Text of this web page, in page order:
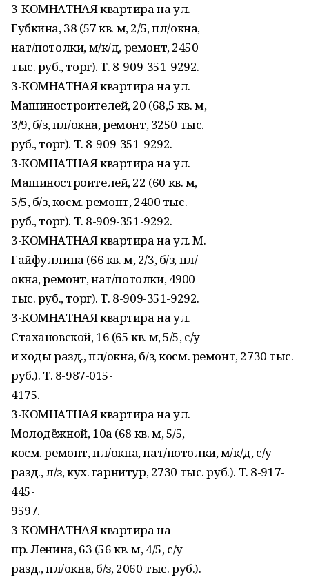
3-КОМНАТНАЯ квартира на ул.
Губкина, 38 (57 кв. м, 2/5, пл/окна,
нат/потолки, м/к/д, ремонт, 2450
тыс. руб., торг). Т. 8-909-351-9292.
3-КОМНАТНАЯ квартира на ул.
Машиностроителей, 20 (68,5 кв. м,
3/9, б/з, пл/окна, ремонт, 3250 тыс.
руб., торг). Т. 8-909-351-9292.
3-КОМНАТНАЯ квартира на ул.
Машиностроителей, 22 (60 кв. м,
5/5, б/з, косм. ремонт, 2400 тыс.
руб., торг). Т. 8-909-351-9292.
3-КОМНАТНАЯ квартира на ул. М.
Гайфуллина (66 кв. м, 2/3, б/з, пл/
окна, ремонт, нат/потолки, 4900
тыс. руб., торг). Т. 8-909-351-9292.
3-КОМНАТНАЯ квартира на ул.
Стахановской, 16 (65 кв. м, 5/5, с/у
и ходы разд., пл/окна, б/з, косм. ремонт, 2730 тыс.
руб.). Т. 8-987-015-
4175.
3-КОМНАТНАЯ квартира на ул.
Молодёжной, 10а (68 кв. м, 5/5,
косм. ремонт, пл/окна, нат/потолки, м/к/д, с/у
разд., л/з, кух. гарнитур, 2730 тыс. руб.). Т. 8-917-
445-
9597.
3-КОМНАТНАЯ квартира на
пр. Ленина, 63 (56 кв. м, 4/5, с/у
разд., пл/окна, б/з, 2060 тыс. руб.).